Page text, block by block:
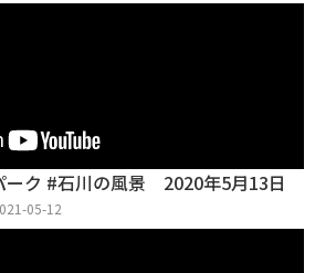
ーク #石川の風景 2020年5月13日
05-12